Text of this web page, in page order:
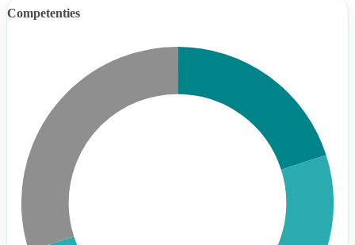
Competenties